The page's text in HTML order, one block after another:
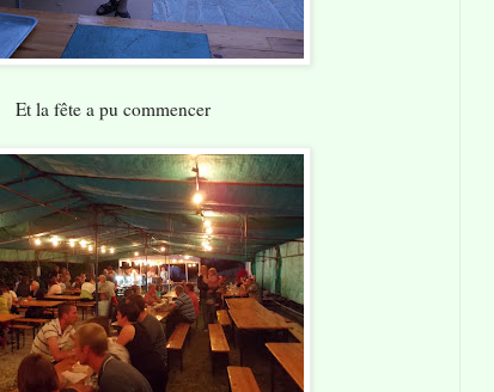
Et la fête a pu commencer